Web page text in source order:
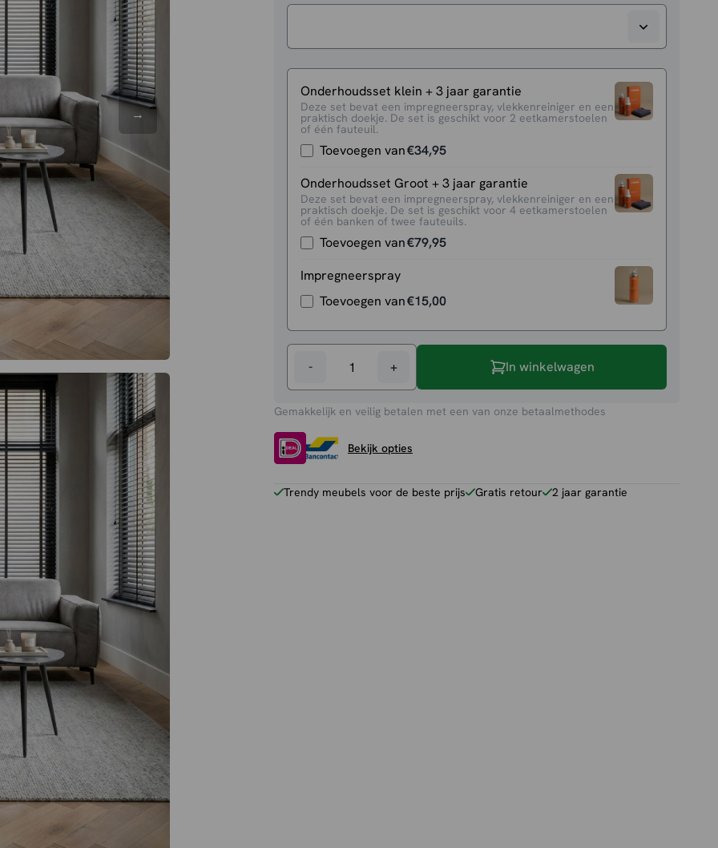
Onderhoudsset klein + 3 jaar garantie
Deze set bevat een impregneerspray, vlekkenreiniger en een
praktisch doekje. De set is geschikt voor 2 eetkamerstoelen
of één fauteuil.
Toevoegen van€34,95
Onderhoudsset Groot + 3 jaar garantie
Deze set bevat een impregneerspray, vlekkenreiniger en een
praktisch doekje. De set is geschikt voor 4 eetkamerstoelen
of één banken of twee fauteuils.
Toevoegen van€79,95
Impregneerspray
Toevoegen van€15,00
-
Hoekbank
Stilo
aantal
+ In winkelwagen
Gemakkelijk en veilig betalen met een van onze betaalmethodes
Bekijk opties
Trendy meubels voor de beste prijs Gratis retour 2 jaar garantie